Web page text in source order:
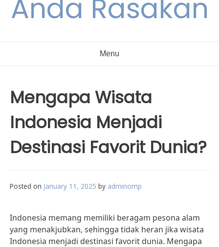
Anda Rasakan
Menu
Mengapa Wisata
Indonesia Menjadi
Destinasi Favorit Dunia?
Posted on January 11, 2025 by adminomp
Indonesia memang memiliki beragam pesona alam
yang menakjubkan, sehingga tidak heran jika wisata
Indonesia menjadi destinasi favorit dunia. Mengapa